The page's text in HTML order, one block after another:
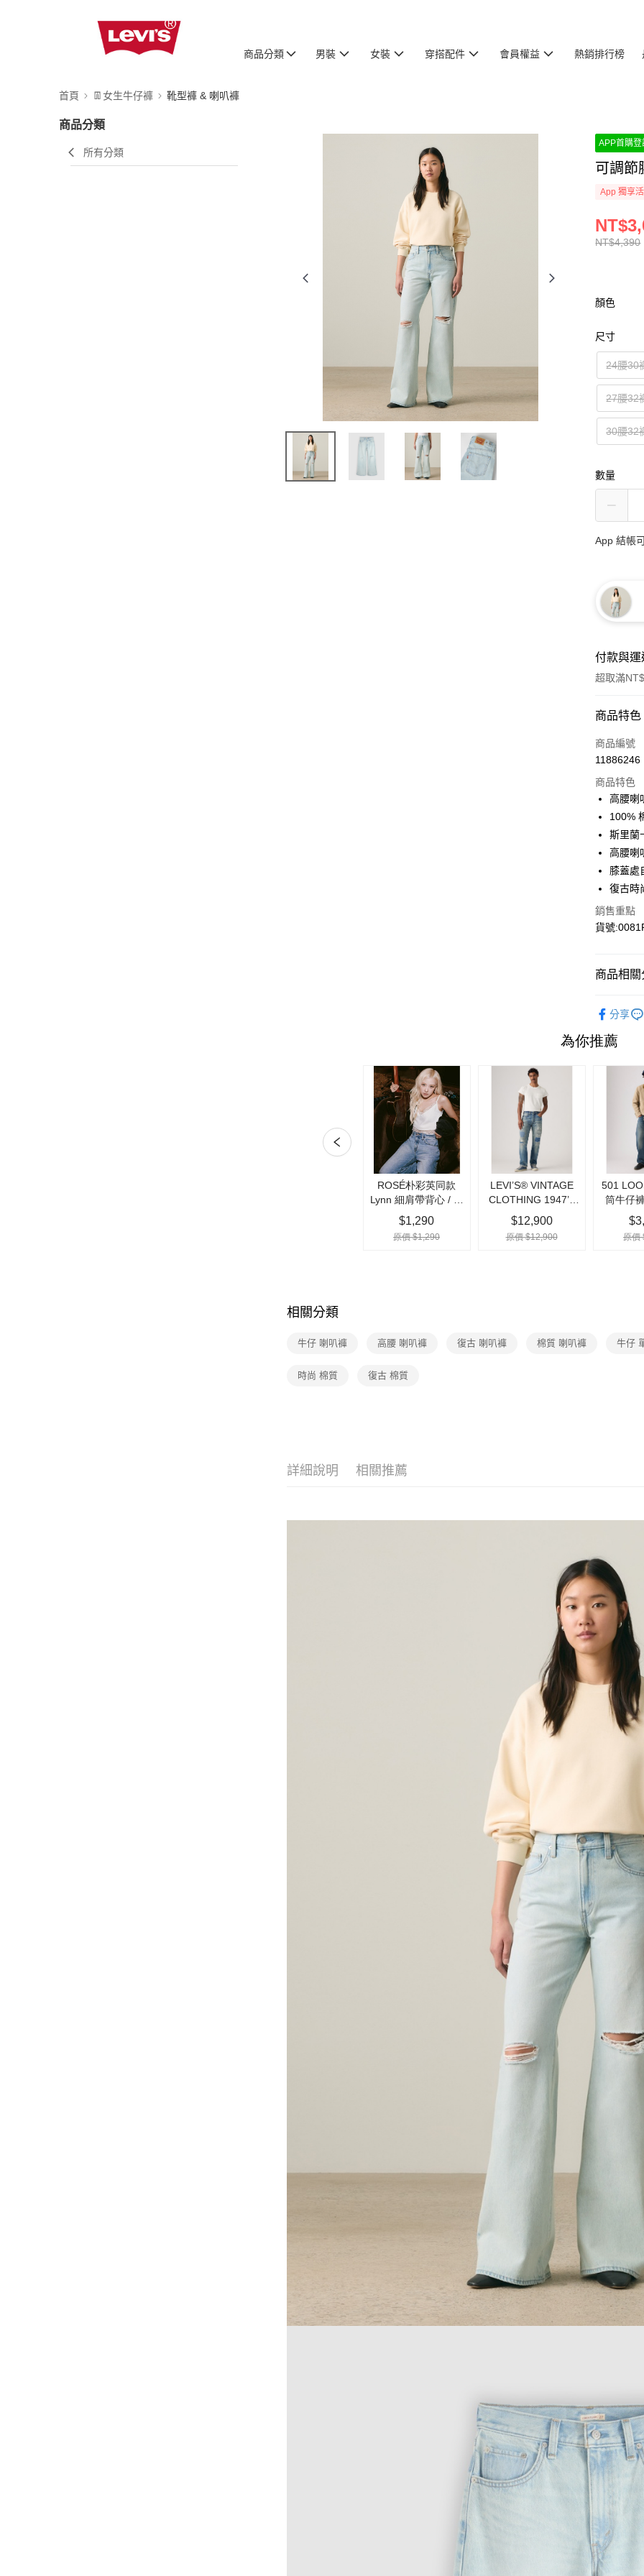
商品分類 男裝 女裝 穿搭配件 會員權益 熱銷排行榜
首頁 👖女生牛仔褲 靴型褲 & 喇叭褲
商品分類
所有分類
APP首購
可調節
App 獨享
NT$4,390
顏色
尺寸
24腰30
27腰32
30腰32
數量
App 結帳
付款與
超取滿
付款方式
信用卡一
3 期
合作金
華南商
國泰世
臺灣中
匯豐（
聯邦商
玉山商
6 期 0
合作金
華南商
上海商
臺灣中
匯豐（
聯邦商
台新國
超商取貨
LINE Pay
Apple Pay
街口支付
Google
運送方式
全家取貨
每筆
付款後全
每筆
7-11取貨
每筆
付款後7-
每筆
宅配(黑
商品特色
商品編號
11886246
商品特色
高腰喇
100%
斯里蘭
高腰喇
膝蓋處
復古時
銷售重點
貨號
商品相關
分享
相關分類
牛仔 喇叭褲 高腰 喇叭褲 復古 喇叭褲 棉質 喇叭褲 牛仔
時尚 棉質 復古 棉質
詳細說明 相關推薦